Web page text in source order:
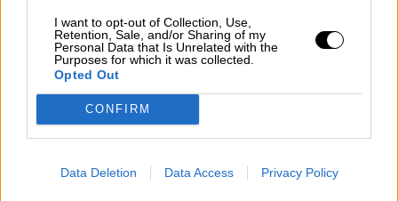
I want to opt-out of Collection, Use,
Retention, Sale, and/or Sharing of my
Personal Data that Is Unrelated with the
Purposes for which it was collected.
Opted Out
CONFIRM
Data Deletion Data Access Privacy Policy